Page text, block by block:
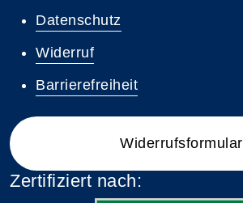
Datenschutz
Widerruf
Barrierefreiheit
Widerrufsformular
Zertifiziert nach: